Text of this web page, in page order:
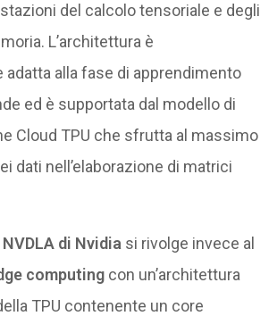
del calcolo tensoriale e degli
L’architettura è
adatta alla fase di apprendimento
ed è supportata dal modello di
Cloud TPU che sfrutta al massimo
dati nell’elaborazione di matrici
di Nvidia si rivolge invece al
computingcon un’architettura
TPU contenente un core